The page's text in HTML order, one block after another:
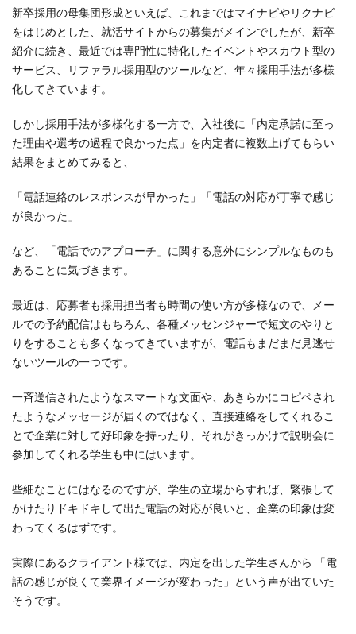
新卒採用の母集団形成といえば、これまではマイナビやリクナビ
をはじめとした、就活サイトからの募集がメインでしたが、新卒
紹介に続き、最近では専門性に特化したイベントやスカウト型の
サービス、リファラル採用型のツールなど、年々採用手法が多様
化してきています。
しかし採用手法が多様化する一方で、入社後に「内定承諾に至っ
た理由や選考の過程で良かった点」を内定者に複数上げてもらい
結果をまとめてみると、
「電話連絡のレスポンスが早かった」「電話の対応が丁寧で感じ
が良かった」
など、「電話でのアプローチ」に関する意外にシンプルなものも
あることに気づきます。
最近は、応募者も採用担当者も時間の使い方が多様なので、メー
ルでの予約配信はもちろん、各種メッセンジャーで短文のやりと
りをすることも多くなってきていますが、電話もまだまだ見逃せ
ないツールの一つです。
一斉送信されたようなスマートな文面や、あきらかにコピペされ
たようなメッセージが届くのではなく、直接連絡をしてくれるこ
とで企業に対して好印象を持ったり、それがきっかけで説明会に
参加してくれる学生も中にはいます。
些細なことにはなるのですが、学生の立場からすれば、緊張して
かけたりドキドキして出た電話の対応が良いと、企業の印象は変
わってくるはずです。
実際にあるクライアント様では、内定を出した学生さんから 「電
話の感じが良くて業界イメージが変わった」という声が出ていた
そうです。
室内遊び
専門職採用 就職サイト
就職活動
情熱溢れる採用担当者
採用に強い会社
採用に強い会社の特徴
採用の成果は数年後にわかる
採用の重要度が高い
採用はチームワーク
採用ツール
採用情報
採用担当者が素晴らしい
採用支援
採用数に意識がいきがち
新卒採用×Zoom
新卒採用のメリット
新卒面接
有料老人ホーム
母集団形成
母集団形成の重要性
求人票送付はいつから
緊張しがちな学生対応
縦のつながり
認知症型グループホーム
通信環境に気を付ける
選考
離職防止
面接で使う質問
面接の質問
面接官が気をつけること
高校生採用
高校生採用コロナの影響
高校生採用ルール
検索